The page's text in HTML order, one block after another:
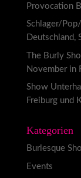
Provocation
Schlager/
Deutschland,
The Burly
November in
Show
Freiburg und
Kategorien
Burlesque
Events